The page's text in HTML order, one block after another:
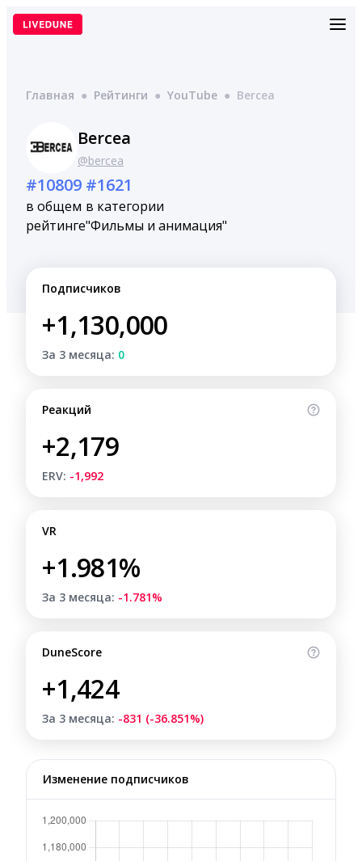
Перейти
Главная ● Рейтинги ● YouTube ● Bercea
Bercea
@bercea
#10809
в общем
рейтинге
#1621
в категории
"Фильмы и анимация"
Подписчиков
+1,130,000
За 3 месяца: 0
Реакций
+2,179
ERV: -1,992
VR
+1.981%
За 3 месяца: -1.781%
DuneScore
+1,424
За 3 месяца: -831 (-36.851%)
Изменение подписчиков